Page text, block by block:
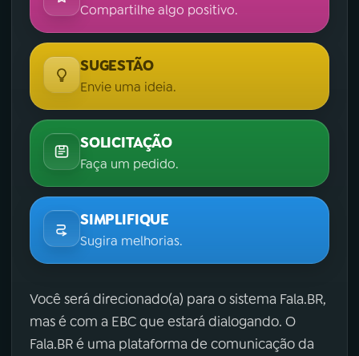
Compartilhe algo positivo.
SUGESTÃO
Envie uma ideia.
SOLICITAÇÃO
Faça um pedido.
SIMPLIFIQUE
Sugira melhorias.
Você será direcionado(a) para o sistema Fala.BR,
mas é com a EBC que estará dialogando. O
Fala.BR é uma plataforma de comunicação da